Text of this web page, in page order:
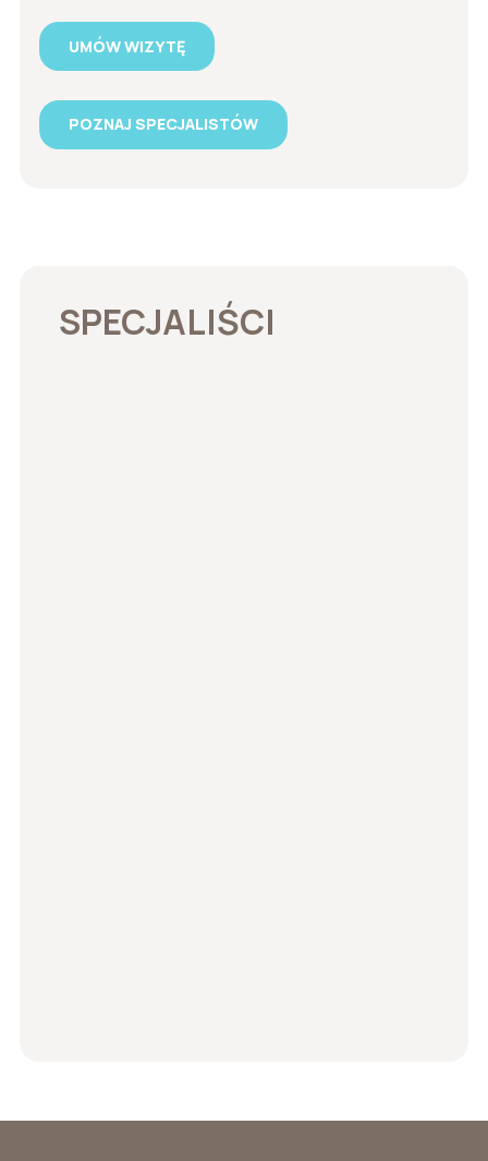
UMÓW WIZYTĘ
POZNAJ SPECJALISTÓW
SPECJALIŚCI